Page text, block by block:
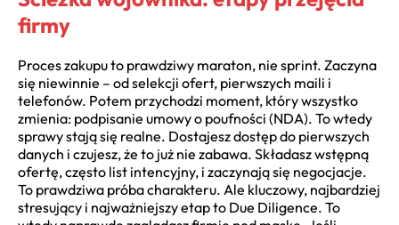
firmy
Proces zakupu to prawdziwy maraton, nie sprint. Zaczyna
się niewinnie – od selekcji ofert, pierwszych maili i
telefonów. Potem przychodzi moment, który wszystko
zmienia: podpisanie umowy o poufności (NDA). To wtedy
sprawy stają się realne. Dostajesz dostęp do pierwszych
danych i czujesz, że to już nie zabawa. Składasz wstępną
ofertę, często list intencyjny, i zaczynają się negocjacje.
To prawdziwa próba charakteru. Ale kluczowy, najbardziej
stresujący i najważniejszy etap to Due Diligence. To